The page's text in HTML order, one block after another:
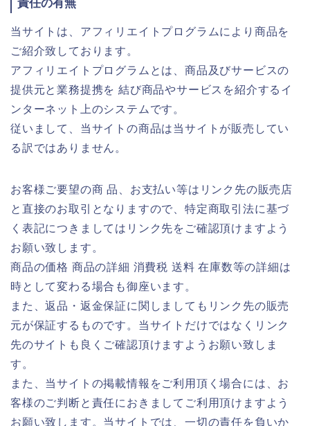
責任の有無
当サイトは、アフィリエイトプログラムにより商品を
ご紹介致しております。
アフィリエイトプログラムとは、商品及びサービスの
提供元と業務提携を 結び商品やサービスを紹介するイ
ンターネット上のシステムです。
従いまして、当サイトの商品は当サイトが販売してい
る訳ではありません。
お客様ご要望の商 品、お支払い等はリンク先の販売店
と直接のお取引となりますので、特定商取引法に基づ
く表記につきましてはリンク先をご確認頂けますよう
お願い致します。
商品の価格 商品の詳細 消費税 送料 在庫数等の詳細は
時として変わる場合も御座います。
また、返品・返金保証に関しましてもリンク先の販売
元が保証するものです。当サイトだけではなくリンク
先のサイトも良くご確認頂けますようお願い致しま
す。
また、当サイトの掲載情報をご利用頂く場合には、お
客様のご判断と責任におきましてご利用頂けますよう
お願い致します。当サイトでは、一切の責任を負いか